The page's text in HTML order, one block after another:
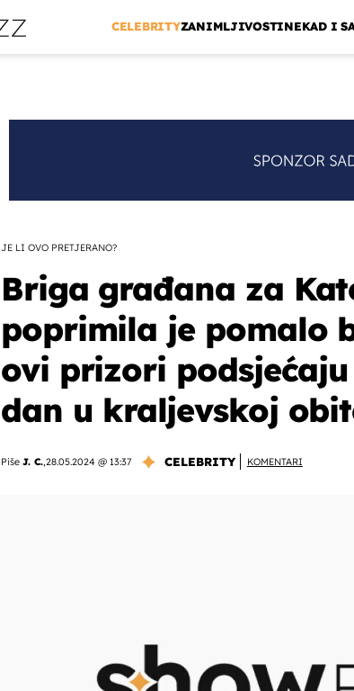
CELEBRITYZANIMLJIVOSTINEKAD I
JE LI OVO PRETJERANO?
Briga građana za
poprimila je pomalo
ovi prizori
dan u kraljevskoj
Piše J. C.,28.05.2024 @ 13:37 CELEBRITY KOMENTARI